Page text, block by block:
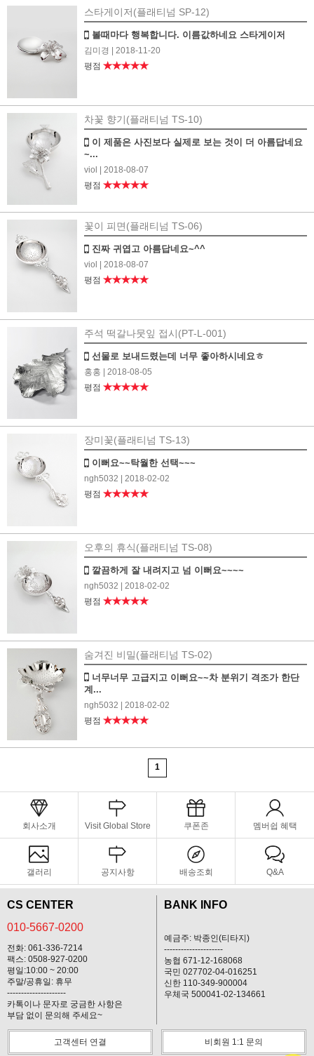
스타게이저(플래티넘 SP-12)
볼때마다 행복합니다. 이름값하네요 스타게이저
김미경
| 2018-11-20
평점 ★★★★★
차꽃 향기(플래티넘 TS-10)
이 제품은 사진보다 실제로 보는 것이 더 아름답네요
~...
viol | 2018-08-07
평점 ★★★★★
꽃이 피면(플래티넘 TS-06)
진짜 귀엽고 아름답네요~^^
viol
| 2018-08-07
평점 ★★★★★
주석 떡갈나뭇잎 접시(PT-L-001)
선물로 보내드렸는데 너무 좋아하시네요ㅎ
홍홍 | 2018-08-05
평점 ★★★★★
장미꽃(플래티넘 TS-13)
이뻐요~~탁월한 선택~~~
ngh5032
| 2018-02-02
평점 ★★★★★
오후의 휴식(플래티넘 TS-08)
깔끔하게 잘 내려지고 넘 이뻐요~~~~
ngh5032
| 2018-02-02
평점 ★★★★★
숨겨진 비밀(플래티넘 TS-02)
너무너무 고급지고 이뻐요~~차 분위기 격조가 한단
계...
ngh5032 | 2018-02-02
평점 ★★★★★
1
회사소개 Visit Global Store 쿠폰존 멤버쉽 혜택
갤러리 공지사항 배송조회 Q&A
CS CENTER
010-5667-0200
전화: 061-336-7214
팩스: 0508-927-0200
평일:10:00 ~ 20:00
주말/공휴일: 휴무
---------------------
카톡이나 문자로 궁금한 사항은
부담 없이 문의해 주세요~
BANK INFO
예금주: 박종인(티타지)
---------------------
농협 671-12-168068
국민 027702-04-016251
신한 110-349-900004
우체국 500041-02-134661
고객센터 연결 비회원 1:1 문의